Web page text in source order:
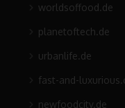
worldsoffood.de
planetoftech.de
urbanlife.de
fast-and-
newfoodcity.de